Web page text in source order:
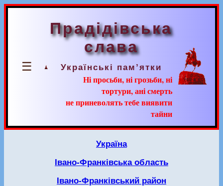
☰
Прадідівська
слава
Українські пам’ятки
Ні просьби, ні грозьби, ні
тортури, ані смерть
не приневолять тебе виявити
тайни
Україна
Івано-Франківська область
Івано-Франківський район